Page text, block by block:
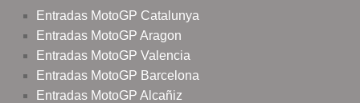
Entradas MotoGP Catalunya
Entradas MotoGP Aragon
Entradas MotoGP Valencia
Entradas MotoGP Barcelona
Entradas MotoGP Alcañiz